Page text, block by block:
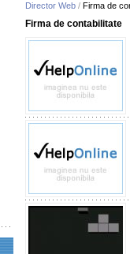
Director Web / Firma de
Firma de contabilitate